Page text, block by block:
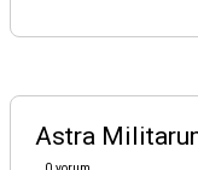
Astra